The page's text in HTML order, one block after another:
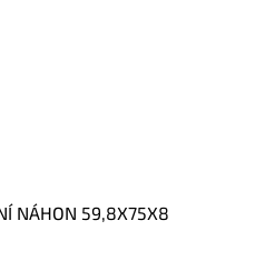
NÁHON 59,8X75X8